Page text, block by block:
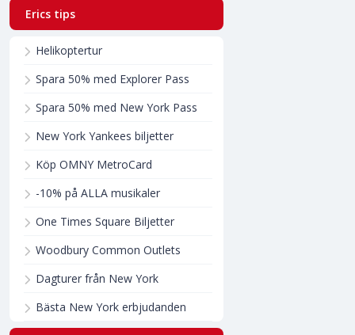
Erics tips
Helikoptertur
Spara 50% med Explorer Pass
Spara 50% med New York Pass
New York Yankees biljetter
Köp OMNY MetroCard
-10% på ALLA musikaler
One Times Square Biljetter
Woodbury Common Outlets
Dagturer från New York
Bästa New York erbjudanden